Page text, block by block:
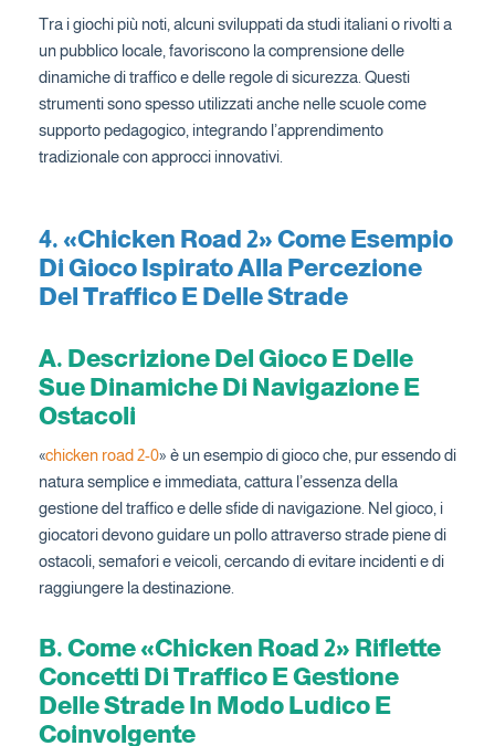
Tra i giochi più noti, alcuni sviluppati da studi italiani o rivolti a
un pubblico locale, favoriscono la comprensione delle
dinamiche di traffico e delle regole di sicurezza. Questi
strumenti sono spesso utilizzati anche nelle scuole come
supporto pedagogico, integrando l’apprendimento
tradizionale con approcci innovativi.
4. «Chicken Road 2» Come Esempio
Di Gioco Ispirato Alla Percezione
Del Traffico E Delle Strade
A. Descrizione Del Gioco E Delle
Sue Dinamiche Di Navigazione E
Ostacoli
«chicken road 2-0» è un esempio di gioco che, pur essendo di
natura semplice e immediata, cattura l’essenza della
gestione del traffico e delle sfide di navigazione. Nel gioco, i
giocatori devono guidare un pollo attraverso strade piene di
ostacoli, semafori e veicoli, cercando di evitare incidenti e di
raggiungere la destinazione.
B. Come «Chicken Road 2» Riflette
Concetti Di Traffico E Gestione
Delle Strade In Modo Ludico E
Coinvolgente